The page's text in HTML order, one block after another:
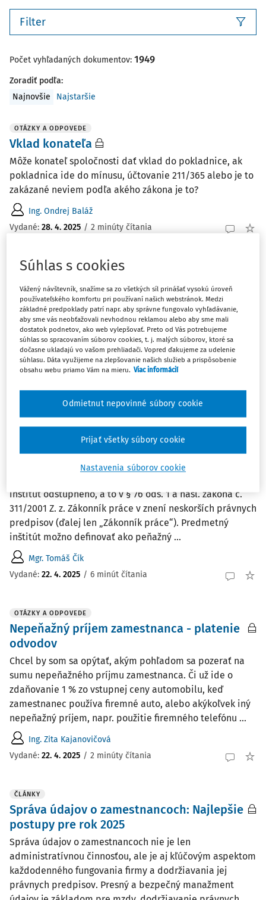
Filter
Počet vyhľadaných dokumentov: 1949
Zoradiť podľa:
Najnovšie
Najstaršie
OTÁZKY A ODPOVEDE
Vklad konateľa
Môže konateľ spoločnosti dať vklad do pokladnice, ak
pokladnica ide do mínusu, účtovanie 211/365 alebo je to
zakázané neviem podľa akého zákona je to?
Ing. Ondrej Baláž
Vydané: 28. 4. 2025 / 2 minúty čítania
OTÁZKY A ODPOVEDE
účtovné a daňové hľadisko
Spoločnosť vykonáva klinické skúšanie, klinické štúdie
pre zahraničných odberateľov, farmaceutické
spoločnosti, registrovaných platiteľov DPH v IČŠ EÚ. Ako
máme správne postupovať z účtovného a daňového
hľadiska? Z účtovného hľadiska sa účtuje ako ...
Ing. Marián Drozd
28. 4. 2025 / 2 minúty čítania
Nárok zamestnanca na odstupné
inštitút odstupného, a to v § 76 ods. 1 a nasl. zákona č.
311/2001 Z. z. Zákonník práce v znení neskorších právnych
predpisov (ďalej len „Zákonník práce“). Predmetný
inštitút možno definovať ako peňažný ...
Mgr. Tomáš Čík
Vydané: 22. 4. 2025 / 6 minút čítania
OTÁZKY A ODPOVEDE
Nepeňažný príjem zamestnanca - platenie
odvodov
Chcel by som sa opýtať, akým pohľadom sa pozerať na
sumu nepeňažného príjmu zamestnanca. Či už ide o
zdaňovanie 1 % zo vstupnej ceny automobilu, keď
zamestnanec používa firemné auto, alebo akýkoľvek iný
nepeňažný príjem, napr. použitie firemného telefónu ...
Ing. Zita Kajanovičová
Vydané: 22. 4. 2025 / 2 minúty čítania
ČLÁNKY
Správa údajov o zamestnancoch: Najlepšie
postupy pre rok 2025
Správa údajov o zamestnancoch nie je len
administratívnou činnosťou, ale je aj kľúčovým aspektom
každodenného fungovania firmy a dodržiavania jej
právnych predpisov. Presný a bezpečný manažment
Súhlas s cookies
Vážený návštevník, snažíme sa zo všetkých síl prinášať vysokú úroveň
používateľského komfortu pri používaní našich webstránok. Medzi
základné predpoklady patrí napr. aby správne fungovalo vyhľadávanie,
aby sme vás neobťažovali nevhodnou reklamou alebo aby sme mali
dostatok podnetov, ako web vylepšovať. Preto od Vás potrebujeme
súhlas so spracovaním súborov cookies, t. j. malých súborov, ktoré sa
dočasne ukladajú vo vašom prehliadači. Vopred ďakujeme za udelenie
súhlasu. Dáta využijeme na zlepšovanie našich služieb a prispôsobenie
obsahu webu priamo Vám na mieru. Viac informácií
Nastavenia súborov cookie
Odmietnut nepovinné súbory cookie
Prijať všetky súbory cookie